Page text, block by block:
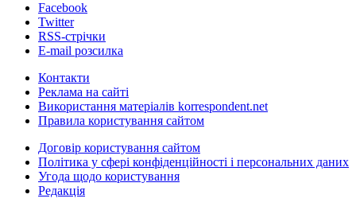
Facebook
Twitter
RSS-стрічки
E-mail розсилка
Контакти
Реклама на сайті
Використання матеріалів korrespondent.net
Правила користування сайтом
Договір користування сайтом
Політика у сфері конфіденційності і персональних даних
Угода щодо користування
Редакція